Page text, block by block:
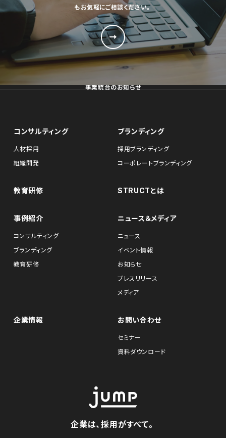
もお気軽にご相談ください。
事業統合のお知らせ
コンサルティング
人材採用
組織開発
ブランディング
採用ブランディング
コーポレートブランディング
教育研修 STRUCTとは
事例紹介
コンサルティング
ブランディング
教育研修
ニュース＆メディア
ニュース
イベント情報
お知らせ
プレスリリース
メディア
企業情報 お問い合わせ
セミナー
資料ダウンロード
企業は、採用がすべて。